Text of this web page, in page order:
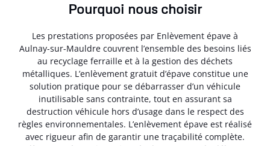
Pourquoi nous choisir
Les prestations proposées par Enlèvement épave à
Aulnay-sur-Mauldre couvrent l’ensemble des besoins liés
au recyclage ferraille et à la gestion des déchets
métalliques. L’enlèvement gratuit d’épave constitue une
solution pratique pour se débarrasser d’un véhicule
inutilisable sans contrainte, tout en assurant sa
destruction véhicule hors d’usage dans le respect des
règles environnementales. L’enlèvement épave est réalisé
avec rigueur afin de garantir une traçabilité complète.